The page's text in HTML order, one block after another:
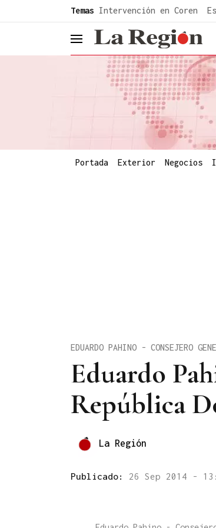
Temas Intervención en Coren
header.menu.open
Portada Exterior Negocios
Eduardo
República
EDUARDO PAHINO - CONSEJERO
La Región
Publicado: 26 Sep 2014 -